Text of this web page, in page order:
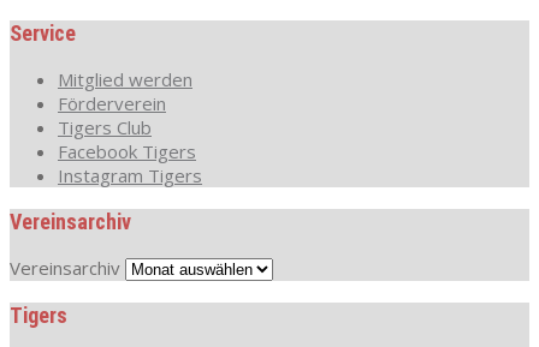
Service
Mitglied werden
Förderverein
Tigers Club
Facebook Tigers
Instagram Tigers
Vereinsarchiv
Vereinsarchiv
Tigers